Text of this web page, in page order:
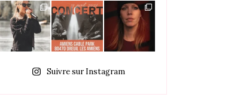
Suivre sur Instagram